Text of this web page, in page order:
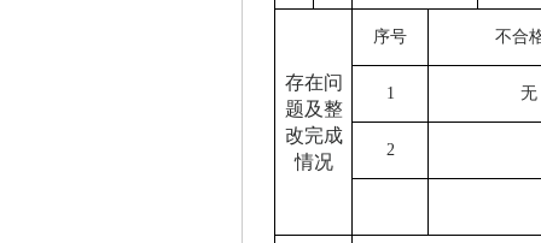
存在问
题及整
改完成
情况
序号 不合
1 无
2